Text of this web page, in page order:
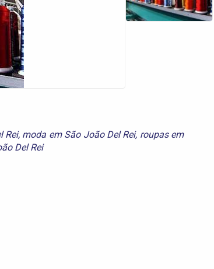
Rei, moda em São João Del Rei, roupas em
Del Rei